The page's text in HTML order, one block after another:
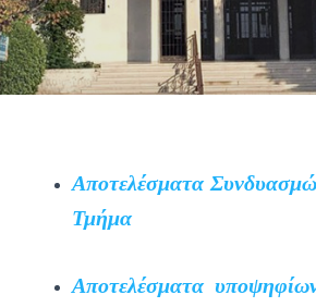
Αποτελέσματα
Τμήμα
Αποτελέσματα